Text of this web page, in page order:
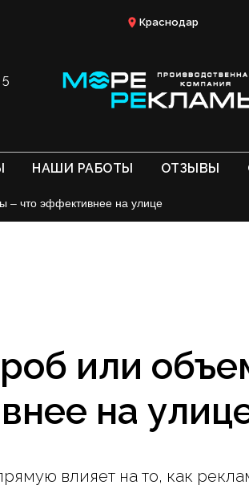
Краснодар
НАШИ РАБОТЫ ОТЗЫВЫ
– что эффективнее на улице
или
на
влияет на то, как